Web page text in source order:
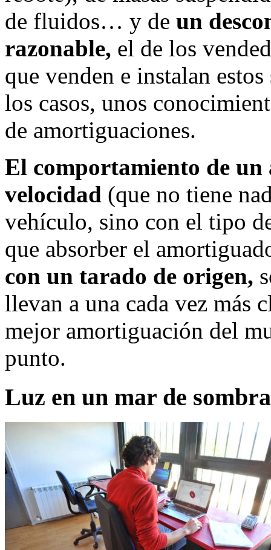
de fluidos… y de un
razonable, el de los
que venden e instalan
los casos, unos
de amortiguaciones.
El comportamiento de
velocidad (que no tiene
vehículo, sino con el tipo
que absorber el
con un tarado de origen,
llevan a una cada vez más
mejor amortiguación del
punto.
Luz en un mar de